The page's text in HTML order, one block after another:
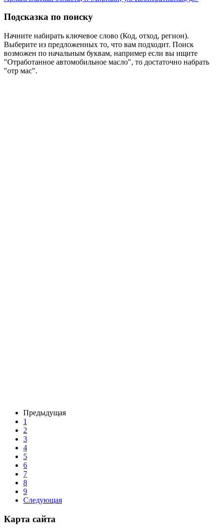
Подсказка по поиску
Начните набирать ключевое слово (Код, отход, регион).
Выберите из предложенных то, что вам подходит. Поиск
возможен по начальным буквам, например если вы ищите
"Отработанное автомобильное масло", то достаточно набрать
"отр мас".
Предыдущая
1
2
3
4
5
6
7
8
9
Следующая
Карта сайта